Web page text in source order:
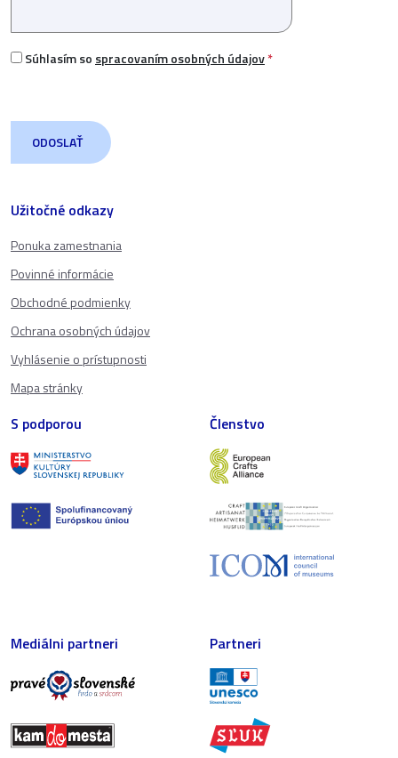
Užitočné odkazy
Ponuka zamestnania
Povinné informácie
Obchodné podmienky
Ochrana osobných údajov
Vyhlásenie o prístupnosti
Mapa stránky
Súhlasím so spracovaním osobných údajov*
S podporou Členstvo
Mediálni partneri Partneri